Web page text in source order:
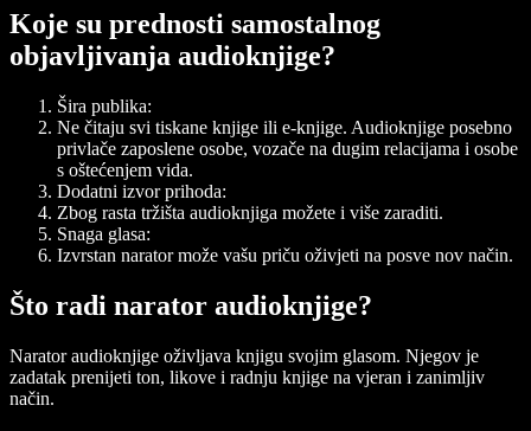
Koje su prednosti samostalnog
objavljivanja audioknjige?
Šira publika:
Ne čitaju svi tiskane knjige ili e-knjige. Audioknjige posebno
privlače zaposlene osobe, vozače na dugim relacijama i osobe
s oštećenjem vida.
Dodatni izvor prihoda:
Zbog rasta tržišta audioknjiga možete i više zaraditi.
Snaga glasa:
Izvrstan narator može vašu priču oživjeti na posve nov način.
Što radi narator audioknjige?
Narator audioknjige oživljava knjigu svojim glasom. Njegov je
zadatak prenijeti ton, likove i radnju knjige na vjeran i zanimljiv
način.